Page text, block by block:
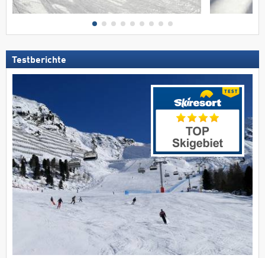
Testberichte